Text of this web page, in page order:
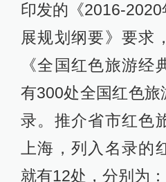
印发的《2016-
展规划纲要》要求
《全国红色旅游经
有300处全国红色旅
录。推介省市红色
上海，列入名录的
就有12处，分别为：